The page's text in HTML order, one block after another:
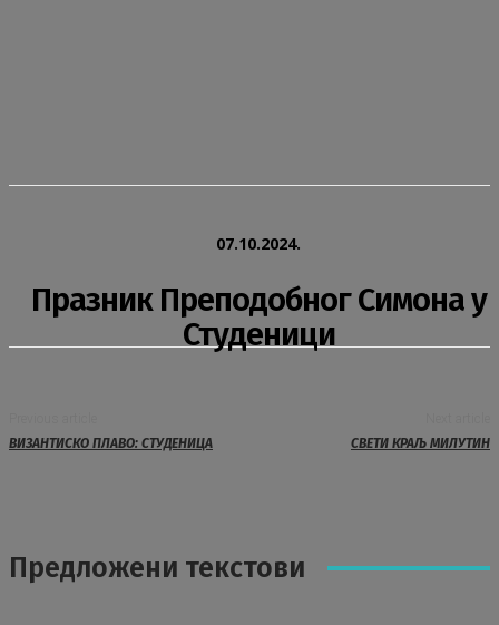
07.10.2024.
Празник Преподобног Симона у
Студеници
ВИЗАНТИСКО ПЛАВО: СТУДЕНИЦА
СВЕТИ КРАЉ МИЛУТИН
Предложени текстови